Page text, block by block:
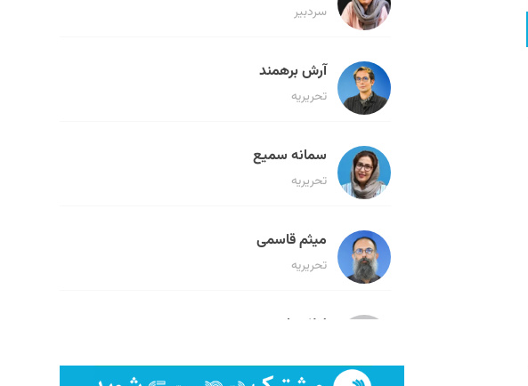
سردبیر
آرش برهمند
تحریریه
سمانه سمیع
تحریریه
میثم قاسمی
تحریریه
لیلا حنارود